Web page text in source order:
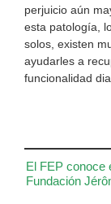
El FEP conoce
Fundación
perjuicio aún
esta patología,
solos, existen
ayudarles a
funcionalidad